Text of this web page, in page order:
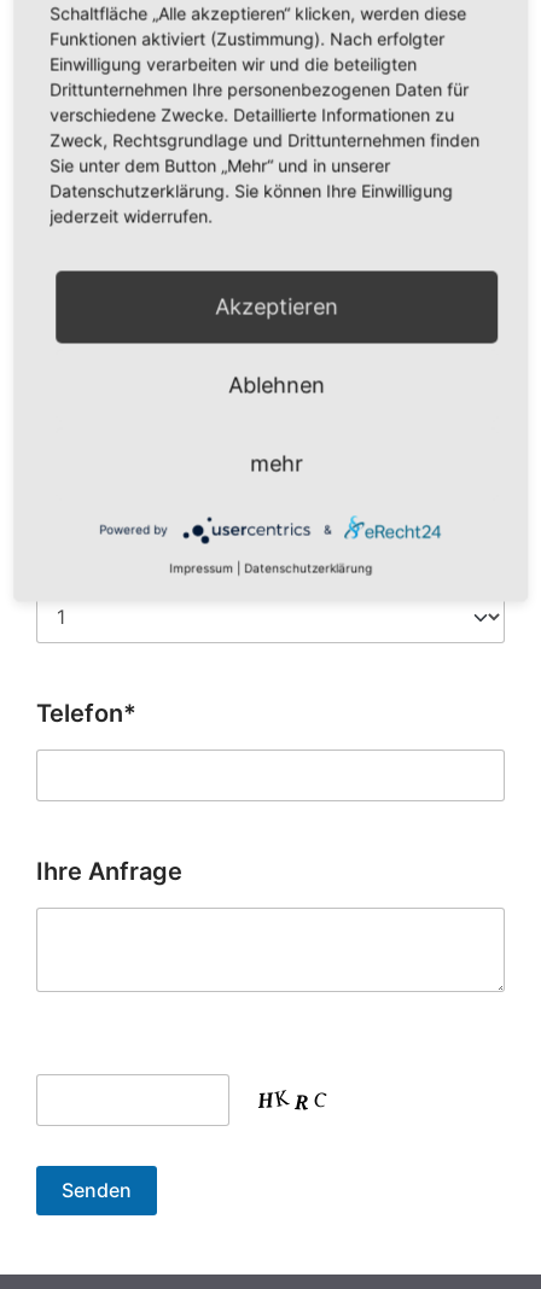
Vorname*
Telefon*
Ihre Anfrage
Schaltfläche „Alle akzeptieren“ klicken, werden diese
Funktionen aktiviert (Zustimmung). Nach erfolgter
Einwilligung verarbeiten wir und die beteiligten
Drittunternehmen Ihre personenbezogenen Daten für
verschiedene Zwecke. Detaillierte Informationen zu
Zweck, Rechtsgrundlage und Drittunternehmen finden
Sie unter dem Button „Mehr“ und in unserer
Datenschutzerklärung. Sie können Ihre Einwilligung
jederzeit widerrufen.
Akzeptieren
Ablehnen
mehr
Powered by &
Impressum Datenschutzerklärung